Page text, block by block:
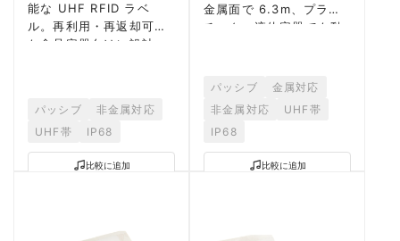
能な UHF RFID ラベ
ル。再利用・再返却可能
な食品容器向けに設計。
パッシブ
非金属対応
UHF帯
IP68
比較に追加
金属面で 6.3m、プラス
チック・液体容器でも動
パッシブ
金属対応
非金属対応
UHF帯
IP68
比較に追加